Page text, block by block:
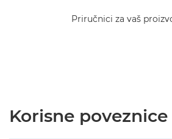
Priručnici za vaš
Korisne poveznice